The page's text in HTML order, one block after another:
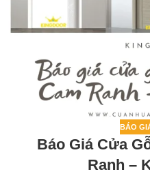
BÁO
Báo Giá Cửa
Ranh –